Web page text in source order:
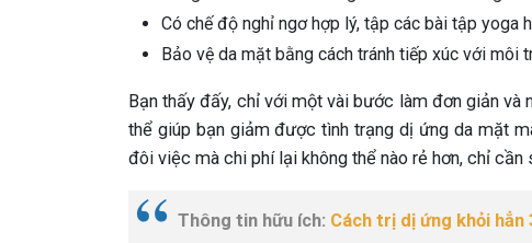
Có chế độ nghỉ ngơ hợp lý, tập các bài tập yoga
Bảo vệ da mặt bằng cách tránh tiếp xúc với môi
Bạn thấy đấy, chỉ với một vài bước làm đơn giản và
thể giúp bạn giảm được tình trạng dị ứng da mặt
đôi việc mà chi phí lại không thể nào rẻ hơn, chỉ cần
Thông tin hữu ích: Cách trị dị ứng khỏi